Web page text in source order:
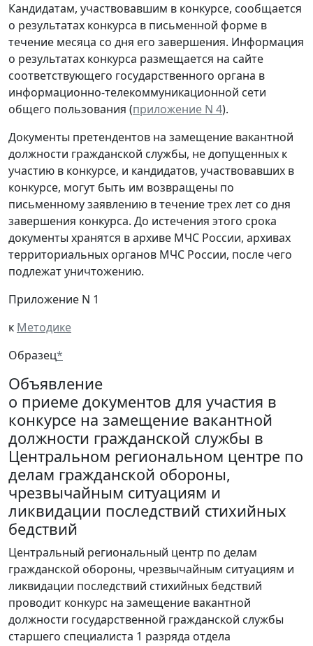
Кандидатам, участвовавшим в конкурсе, сообщается
о результатах конкурса в письменной форме в
течение месяца со дня его завершения. Информация
о результатах конкурса размещается на сайте
соответствующего государственного органа в
информационно-телекоммуникационной сети
общего пользования (приложение N 4).
Документы претендентов на замещение вакантной
должности гражданской службы, не допущенных к
участию в конкурсе, и кандидатов, участвовавших в
конкурсе, могут быть им возвращены по
письменному заявлению в течение трех лет со дня
завершения конкурса. До истечения этого срока
документы хранятся в архиве МЧС России, архивах
территориальных органов МЧС России, после чего
подлежат уничтожению.
Приложение N 1
к Методике
Образец*
Объявление
о приеме документов для участия в
конкурсе на замещение вакантной
должности гражданской службы в
Центральном региональном центре по
делам гражданской обороны,
чрезвычайным ситуациям и
ликвидации последствий стихийных
бедствий
Центральный региональный центр по делам
гражданской обороны, чрезвычайным ситуациям и
ликвидации последствий стихийных бедствий
проводит конкурс на замещение вакантной
должности государственной гражданской службы
старшего специалиста 1 разряда отдела